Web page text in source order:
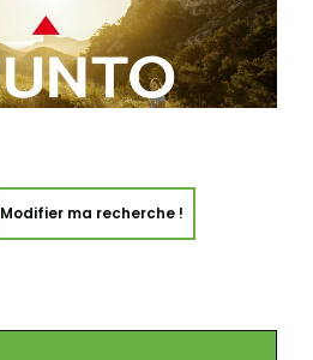
Modifier ma recherche !